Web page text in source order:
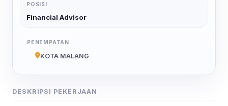
POSISI
Financial Advisor
PENEMPATAN
KOTA MALANG
DESKRIPSI PEKERJAAN